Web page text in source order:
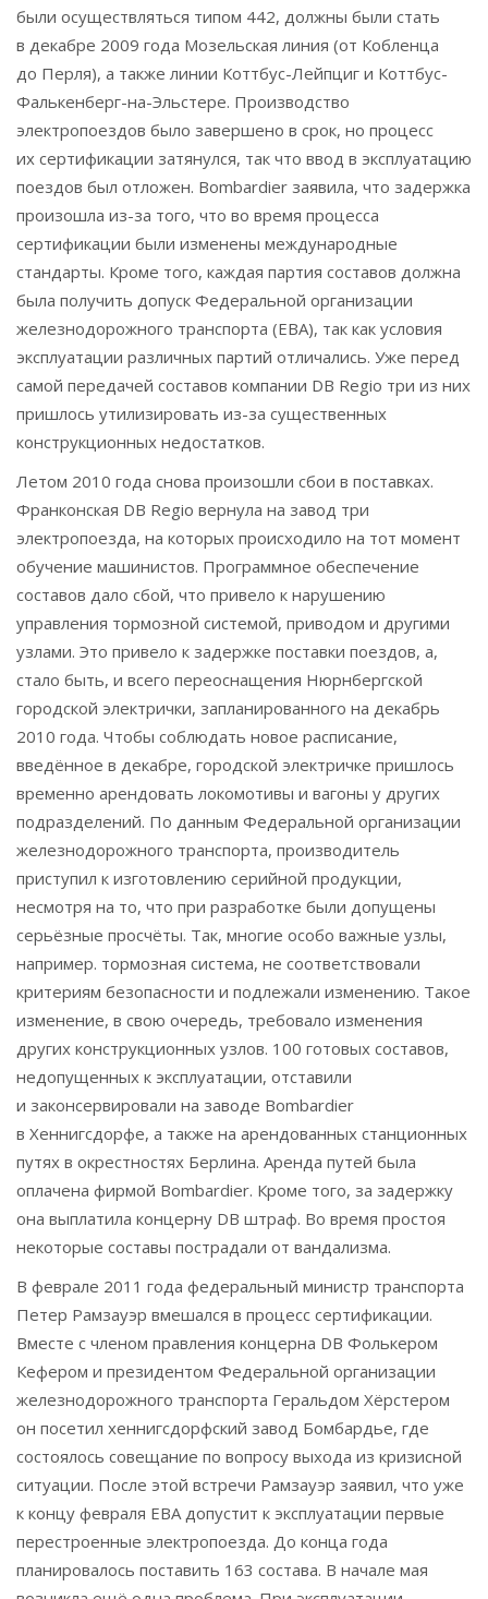
были осуществляться типом 442, должны были стать
в декабре 2009 года Мозельская линия (от Кобленца
до Перля), а также линии Коттбус-Лейпциг и Коттбус-
Фалькенберг-на-Эльстере. Производство
электропоездов было завершено в срок, но процесс
их сертификации затянулся, так что ввод в эксплуатацию
поездов был отложен. Bombardier заявила, что задержка
произошла из-за того, что во время процесса
сертификации были изменены международные
стандарты. Кроме того, каждая партия составов должна
была получить допуск Федеральной организации
железнодорожного транспорта (EBA), так как условия
эксплуатации различных партий отличались. Уже перед
самой передачей составов компании DB Regio три из них
пришлось утилизировать из-за существенных
конструкционных недостатков.
Летом 2010 года снова произошли сбои в поставках.
Франконская DB Regio вернула на завод три
электропоезда, на которых происходило на тот момент
обучение машинистов. Программное обеспечение
составов дало сбой, что привело к нарушению
управления тормозной системой, приводом и другими
узлами. Это привело к задержке поставки поездов, а,
стало быть, и всего переоснащения Нюрнбергской
городской электрички, запланированного на декабрь
2010 года. Чтобы соблюдать новое расписание,
введённое в декабре, городской электричке пришлось
временно арендовать локомотивы и вагоны у других
подразделений. По данным Федеральной организации
железнодорожного транспорта, производитель
приступил к изготовлению серийной продукции,
несмотря на то, что при разработке были допущены
серьёзные просчёты. Так, многие особо важные узлы,
например. тормозная система, не соответствовали
критериям безопасности и подлежали изменению. Такое
изменение, в свою очередь, требовало изменения
других конструкционных узлов. 100 готовых составов,
недопущенных к эксплуатации, отставили
и законсервировали на заводе Bombardier
в Хеннигсдорфе, а также на арендованных станционных
путях в окрестностях Берлина. Аренда путей была
оплачена фирмой Bombardier. Кроме того, за задержку
она выплатила концерну DB штраф. Во время простоя
некоторые составы пострадали от вандализма.
В феврале 2011 года федеральный министр транспорта
Петер Рамзауэр вмешался в процесс сертификации.
Вместе с членом правления концерна DB Фолькером
Кефером и президентом Федеральной организации
железнодорожного транспорта Геральдом Хёрстером
он посетил хеннигсдорфский завод Бомбардье, где
состоялось совещание по вопросу выхода из кризисной
ситуации. После этой встречи Рамзауэр заявил, что уже
к концу февраля EBA допустит к эксплуатации первые
перестроенные электропоезда. До конца года
планировалось поставить 163 состава. В начале мая